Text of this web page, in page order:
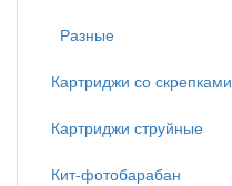
Разные
Картриджи со скрепками
Картриджи струйные
Кит-фотобарабан